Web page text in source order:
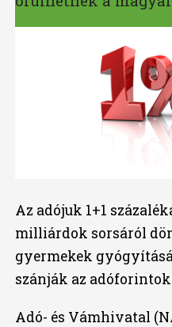
Az adójuk 1+1
milliárdok sorsáról
gyermekek
szánják az
Adó- és Vámhivatal